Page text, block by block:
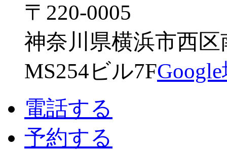
〒220-0005
神奈川県横浜市西区
MS254ビル7F
電話する
予約する